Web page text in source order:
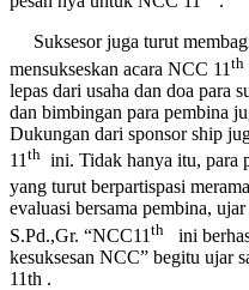
Suksesor juga turut
mensukseskan acara NCC 11 th
lepas dari usaha dan doa para
dan bimbingan para pembina
Dukungan dari sponsor ship
11 th ini. Tidak hanya itu, para
yang turut berpartispasi
evaluasi bersama pembina,
S.Pd.,Gr. “NCC11 th
ini
kesuksesan NCC” begitu ujar
11th .